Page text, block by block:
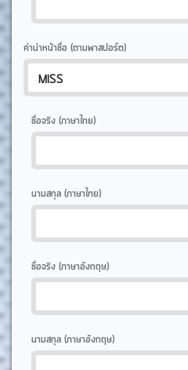
คำนำหน้าชื่อ (ตามพาสปอร์ต)
ชื่อจริง (ภาษาไทย)
นามสกุล (ภาษาไทย)
ชื่อจริง (ภาษาอังกฤษ)
นามสกุล (ภาษาอังกฤษ)